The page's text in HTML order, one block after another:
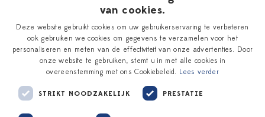
Verhaal
Onze plateelschilders
Delfts Blauw
Workshops
Vacatures
Zakelijk
DUTCH
ENGLISH
van cookies.
Deze website gebruikt cookies om uw gebruikerservaring te verbeteren
ook gebruiken we cookies om gegevens te verzamelen voor het
personaliseren en meten van de effectiviteit van onze advertenties. Door
onze website te gebruiken, stemt u in met alle cookies in
overeenstemming met ons Cookiebeleid. Lees verder
STRIKT NOODZAKELIJK PRESTATIE